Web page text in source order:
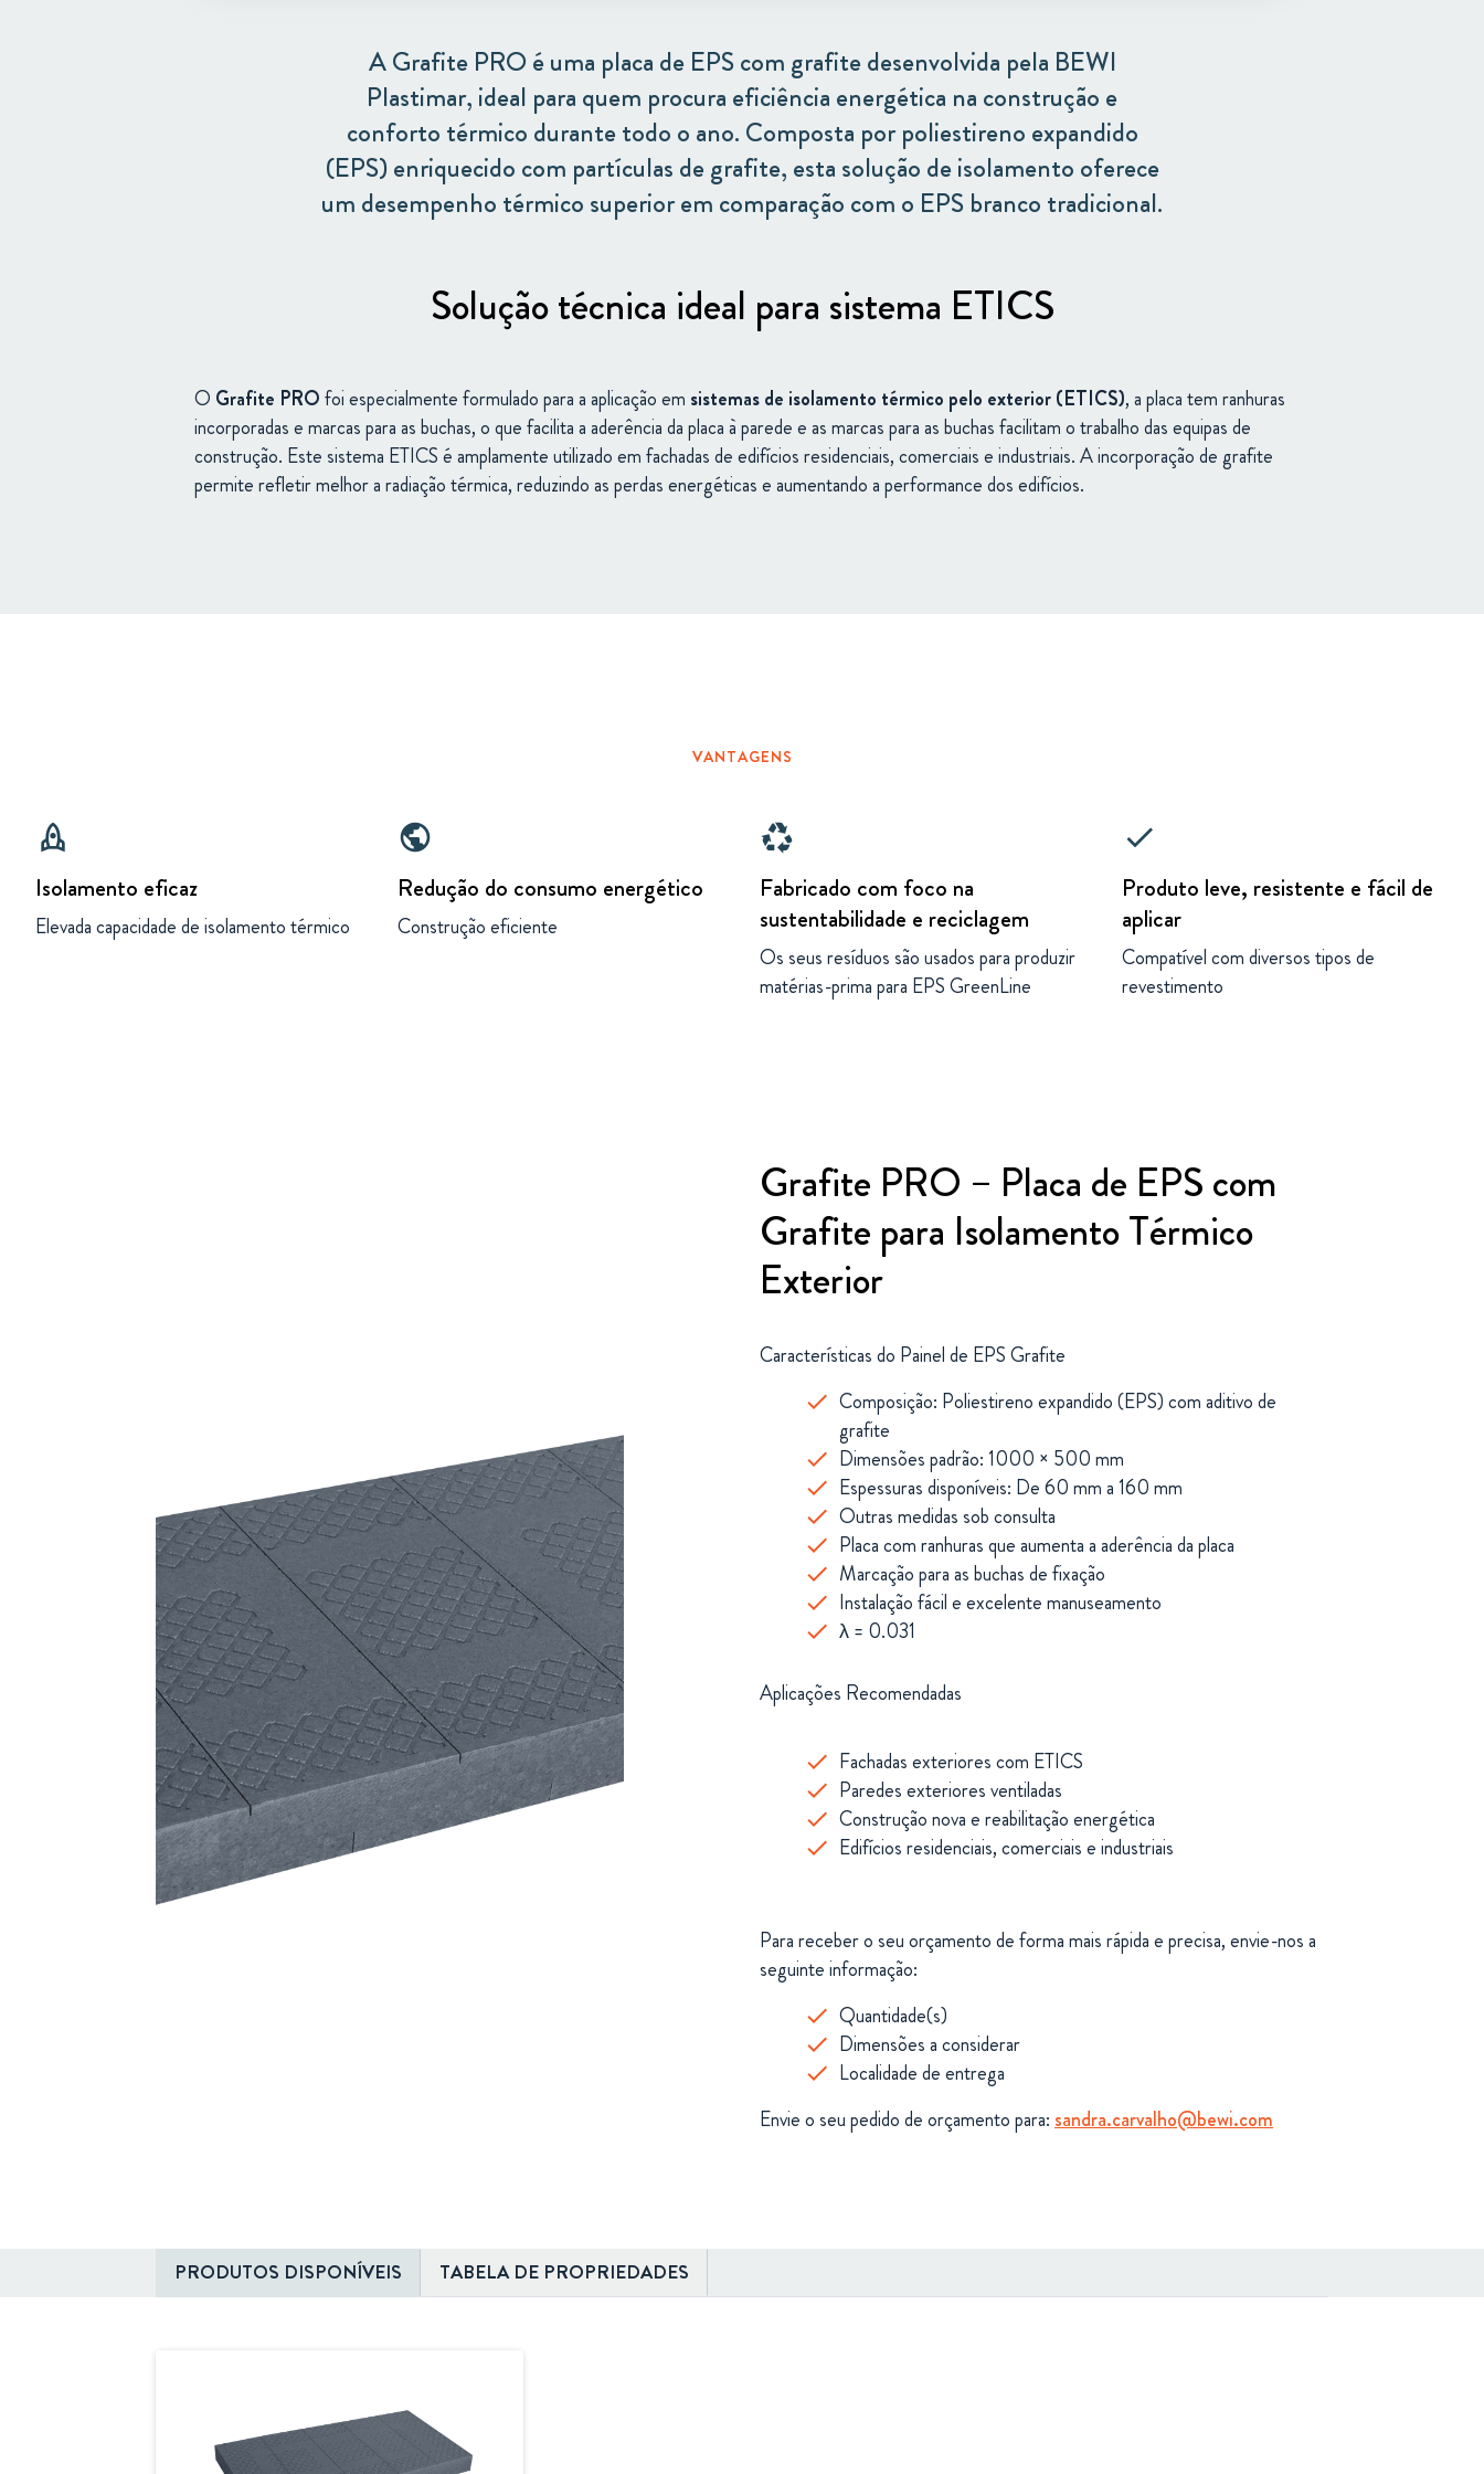
A Grafite PRO é uma placa de EPS com grafite desenvolvida pela BEWI
Plastimar, ideal para quem procura eficiência energética na construção e
conforto térmico durante todo o ano. Composta por poliestireno expandido
(EPS) enriquecido com partículas de grafite, esta solução de isolamento oferece
um desempenho térmico superior em comparação com o EPS branco tradicional.
Solução técnica ideal para sistema ETICS
O Grafite PROfoiespecialmenteformuladoparaaaplicaçãoem sistemasde isolamento térmico pelo exterior (ETICS), a placa tem ranhuras
incorporadas e marcas para as buchas, o que facilita a aderência da placa à parede e as marcas para as buchas facilitam o trabalho das equipas de
construção. Este sistema ETICS éamplamenteutilizadoemfachadasdeedifíciosresidenciais,comerciaiseindustriais.Aincorporaçãodegrafite
permiterefletirmelhoraradiaçãotérmica,reduzindoasperdasenergéticaseaumentandoaperformancedosedifícios.
VANTAGENS
rocket
Isolamento eficaz
Elevada capacidade de isolamento térmico
public
Redução do consumo energético
Construção eficiente
recycling
Fabricado com foco na
sustentabilidade e reciclagem
Os seus resíduos são usados para produzir
matérias-prima para EPS GreenLine
check
Produto leve, resistente e fácil de
aplicar
Compatível com diversos tipos de
revestimento
Grafite PRO – Placa de EPS com
Grafite para Isolamento Térmico
Exterior
Característicasdo Painelde EPSGrafite
Composição: Poliestirenoexpandido (EPS)comaditivode
grafite
Dimensõespadrão:1000 × 500mm
Espessurasdisponíveis: De60mma160mm
Outrasmedidassobconsulta
Placa com ranhuras que aumenta a aderência da placa
Marcação para as buchas de fixação
Instalaçãofácileexcelentemanuseamento
λ = 0.031
Aplicações Recomendadas
Fachadasexteriorescom ETICS
Paredesexterioresventiladas
Construçãonovaereabilitaçãoenergética
Edifíciosresidenciais,comerciaiseindustriais
Para receber o seu orçamento de forma mais rápida e precisa, envie-nos a
seguinte informação:
Quantidade(s)
Dimensões a considerar
Localidade de entrega
Envie o seu pedido de orçamento para: sandra.carvalho@bewi.com
PRODUTOS DISPONÍVEIS TABELA DE PROPRIEDADES